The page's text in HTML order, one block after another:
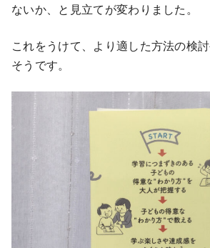
ないか、と見立てが変わりました。
これをうけて、より適した方法の検
そうです。